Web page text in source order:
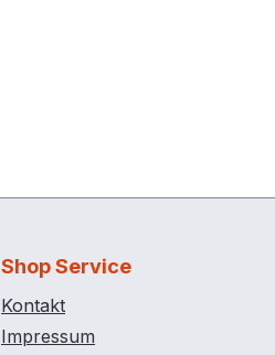
Shop Service
Kontakt
Impressum